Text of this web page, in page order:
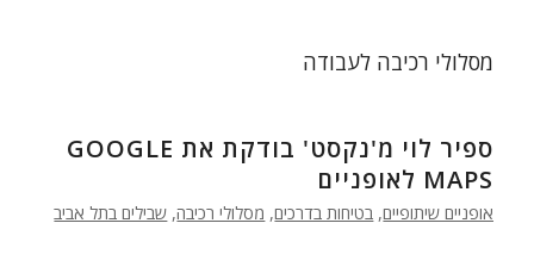
מסלולי רכיבה לעבודה
ספיר לוי מ'נקסט' בודקת את GOOGLE
MAPS לאופניים
אופניים שיתופיים, בטיחות בדרכים, מסלולי רכיבה, שבילים בתל אביב